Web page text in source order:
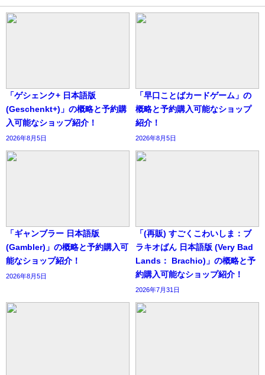
「ゲシェンク+ 日本語版
(Geschenkt+)」の概略と予約購
入可能なショップ紹介！
2026年8月5日
「早口ことばカードゲーム」の
概略と予約購入可能なショップ
紹介！
2026年8月5日
「ギャンブラー 日本語版
(Gambler)」の概略と予約購入可
能なショップ紹介！
2026年8月5日
「(再販) すごくこわいしま：ブ
ラキオばん 日本語版 (Very Bad
Lands： Brachio)」の概略と予
約購入可能なショップ紹介！
2026年7月31日